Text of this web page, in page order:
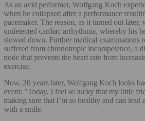
As an avid performer, Wolfgang Koch
when he collapsed after a performance
pacemaker. The reason, as it turned out later,
undetected cardiac arrhythmia, whereby his
slowed down. Further medical examinations
suffered from chronotropic incompetence, a
node that prevents the heart rate from
exercise.
Now, 20 years later, Wolfgang Koch looks
event: "Today, I feel so lucky that my little
making sure that I’m so healthy and can lead
with a smile.